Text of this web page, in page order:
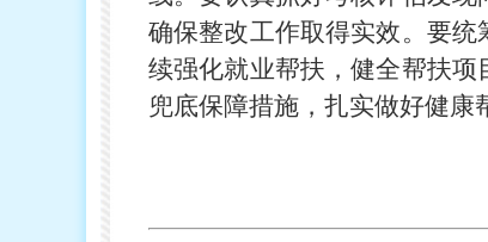
确保整改工作取得实效。要
续强化就业帮扶，健全帮扶
兜底保障措施，扎实做好健康